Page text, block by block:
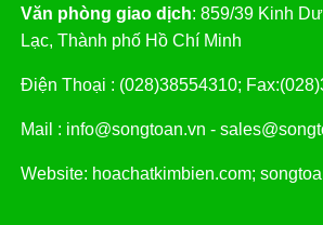
Văn phòng giao dịch: 859/39 Kinh
Lạc, Thành phố Hồ Chí Minh
Điện Thoại : (028)38554310;
Mail : info@songtoan.vn -
Website: hoachatkimbien.com;